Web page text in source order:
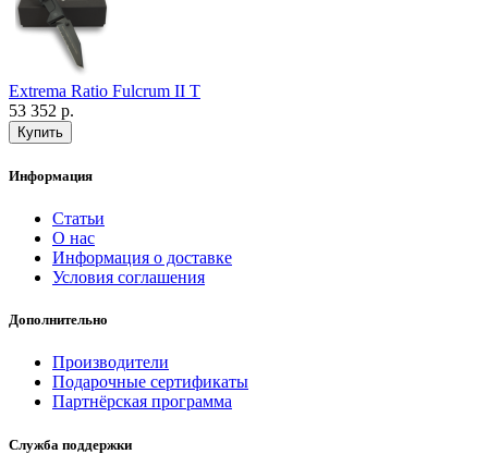
Extrema Ratio Fulcrum II T
53 352 р.
Информация
Статьи
О нас
Информация о доставке
Условия соглашения
Дополнительно
Производители
Подарочные сертификаты
Партнёрская программа
Служба поддержки